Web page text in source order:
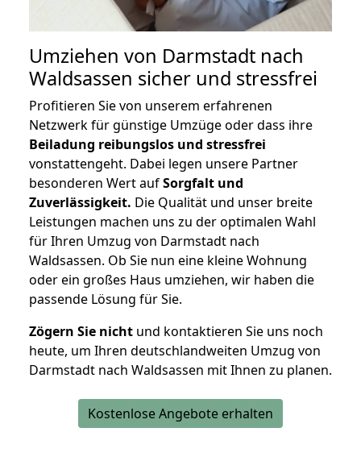
Umziehen von Darmstadt nach
Waldsassen sicher und stressfrei
Profitieren Sie von unserem erfahrenen
Netzwerk für günstige Umzüge oder dass ihre
Beiladung reibungslos und stressfrei
vonstattengeht. Dabei legen unsere Partner
besonderen Wert aufSorgfalt und
Zuverlässigkeit. Die Qualität und unser breite
Leistungen machen uns zu der optimalen Wahl
für Ihren Umzug von Darmstadt nach
Waldsassen. Ob Sie nun eine kleine Wohnung
oder ein großes Haus umziehen, wir haben die
passende Lösung für Sie.
Zögern Sie nicht und kontaktieren Sie uns noch
heute, um Ihren deutschlandweiten Umzug von
Darmstadt nach Waldsassen mit Ihnen zu planen.
Kostenlose Angebote erhalten